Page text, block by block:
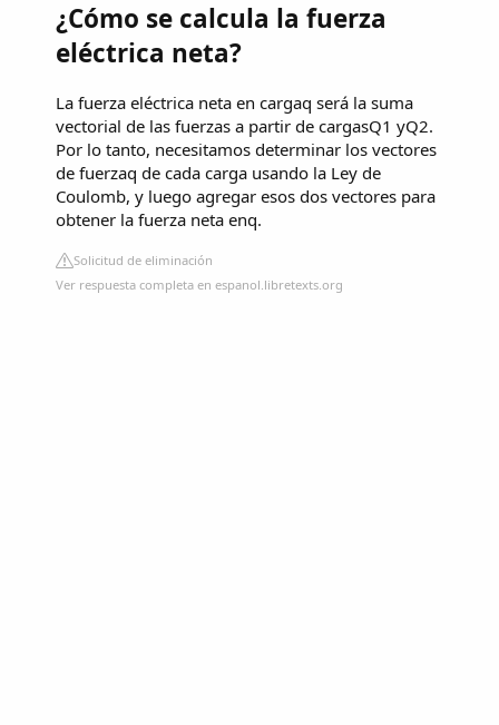
¿Cómo se calcula la fuerza
eléctrica neta?
La fuerza eléctrica neta en cargaq será la suma
vectorial de las fuerzas a partir de cargasQ1 yQ2.
Por lo tanto, necesitamos determinar los vectores
de fuerzaq de cada carga usando la Ley de
Coulomb, y luego agregar esos dos vectores para
obtener la fuerza neta enq.
Solicitud de eliminación
Ver respuesta completa en espanol.libretexts.org